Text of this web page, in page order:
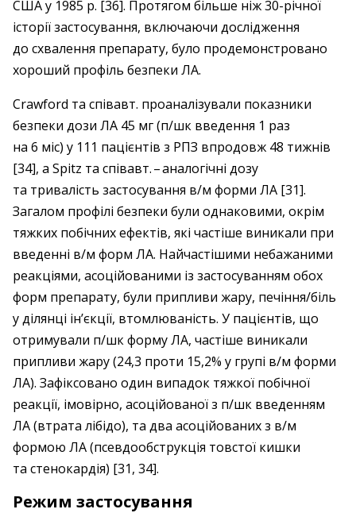
США у 1985 р. [36]. Протягом більше ніж 30-річної
історії застосування, включаючи дослідження
до схвалення препарату, було продемонстровано
хороший профіль безпеки ЛА.
Crawford та співавт. проаналізували показники
безпеки дози ЛА 45 мг (п/шк введення 1 раз
на 6 міс) у 111 пацієнтів з РПЗ впродовж 48 тижнів
[34], а Spitz та співавт. – ​аналогічні дозу
та тривалість застосування в/м форми ЛА [31].
Загалом профілі безпеки були однаковими, окрім
тяжких побічних ефектів, які частіше виникали при
введенні в/м форм ЛА. Найчастішими небажаними
реакціями, асоційованими із застосуванням обох
форм препарату, були припливи жару, печіння/біль
у ділянці ін’єкції, втомлюваність. У пацієнтів, що
отримували п/шк форму ЛА, частіше виникали
припливи жару (24,3 проти 15,2% у групі в/м форми
ЛА). Зафіксовано один випадок тяжкої побічної
реакції, імовірно, асоційованої з п/шк введенням
ЛА (втрата лібідо), та два асоційованих з в/м
формою ЛА (псевдообструкція товстої кишки
та стенокардія) [31, 34].
Режим застосування